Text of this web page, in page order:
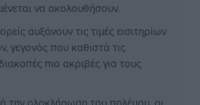
να ακολουθήσουν.
αυξάνουν τις τιμές εισιτηρίων
γεγονός που καθιστά τις
πιο ακριβές για τους